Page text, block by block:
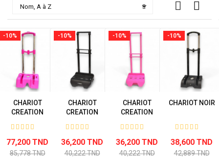
Nom, A à Z 
-10%
CHARIOT
CREATION
ROSE
77,200 TND
85,778 TND
-10%
CHARIOT
CREATION
36,200 TND
40,222 TND
-10%
CHARIOT
CREATION
36,200 TND
40,222 TND
-10%
CHARIOT NOIR
38,600 TND
42,889 TND